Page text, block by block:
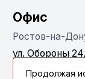
Офис
Ростов-на-
ул. Обороны
Продолжая